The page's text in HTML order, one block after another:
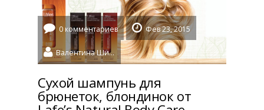
0 комментариев Фев 23, 2015
Валентина Шидловская
Сухой шампунь для
брюнеток, блондинок от